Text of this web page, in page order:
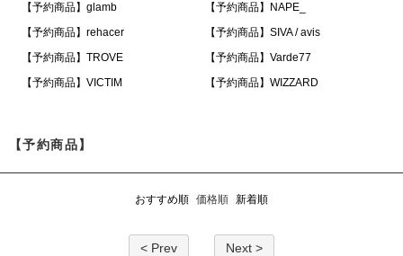
【予約商品】glamb
【予約商品】NAPE_
【予約商品】rehacer
【予約商品】SIVA / avis
【予約商品】TROVE
【予約商品】Varde77
【予約商品】VICTIM
【予約商品】WIZZARD
【予約商品】
おすすめ順 価格順 新着順
< Prev Next >